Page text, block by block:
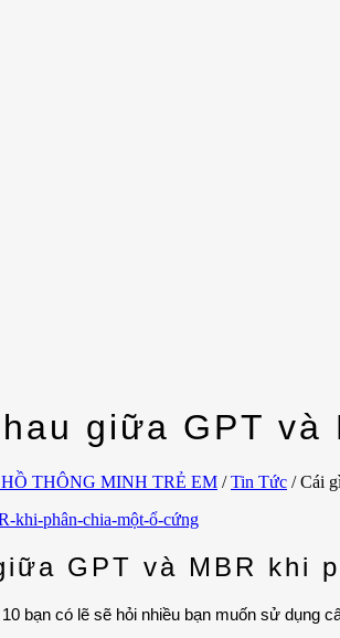
giữa GPT và
THÔNG MINH TRẺ EM / Tin Tức / Cái
GPT và MBR khi
bạn có lẽ sẽ hỏi nhiều bạn muốn sử dụng